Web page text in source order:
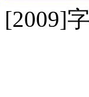
[2009]